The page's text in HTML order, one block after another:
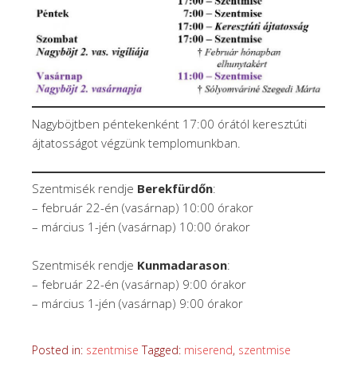
Nagyböjtben péntekenként 17:00 órától keresztúti
ájtatosságot végzünk templomunkban.
Szentmisék rendje Berekfürdőn:
– február 22-én (vasárnap) 10:00 órakor
– március 1-jén (vasárnap) 10:00 órakor
Szentmisék rendje Kunmadarason:
– február 22-én (vasárnap) 9:00 órakor
– március 1-jén (vasárnap) 9:00 órakor
Posted in: szentmise Tagged: miserend, szentmise